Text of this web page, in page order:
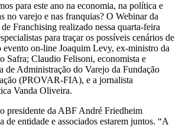
para este ano na economia, na política e
no varejo e nas franquias? O Webinar da
Franchising realizado nessa quarta-feira
para traçar os possíveis cenários de
evento on-line Joaquim Levy, ex-ministro da
Safra; Claudio Felisoni, economista e
de Administração do Varejo da Fundação
(PROVAR-FIA), e a jornalista
Vanda Oliveira.
presidente da ABF André Friedheim
de entidade e associados estarem juntos. “A